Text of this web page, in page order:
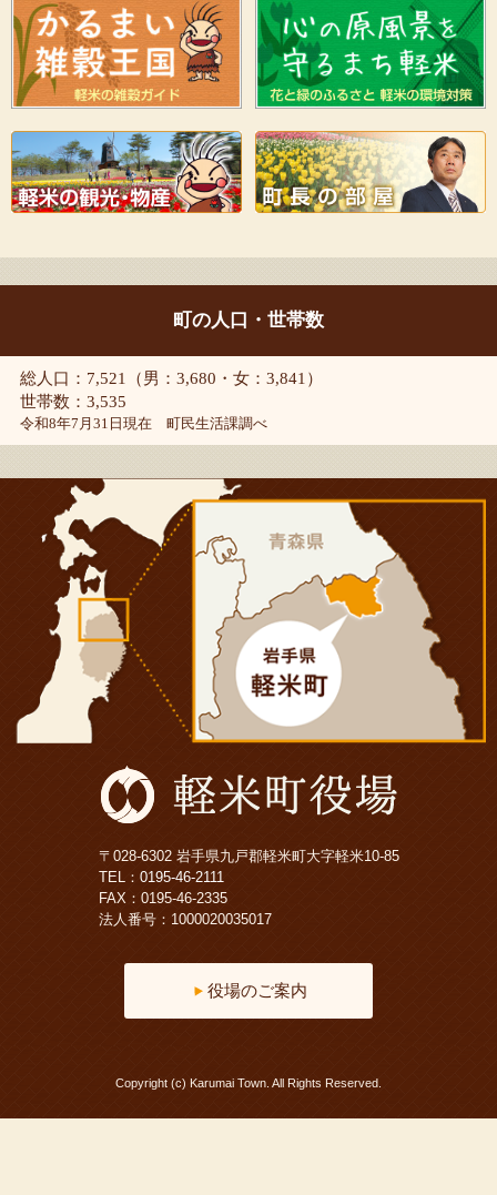
町の人口・世帯数
総人口：7,521（男：3,680・女：3,841）
世帯数：3,535
令和8年7月31日現在 町民生活課調べ
〒028-6302 岩手県九戸郡軽米町大字軽米10-85
TEL： 0195-46-2111
FAX：0195-46-2335
法人番号：1000020035017
役場のご案内
Copyright (c) Karumai Town. All Rights Reserved.